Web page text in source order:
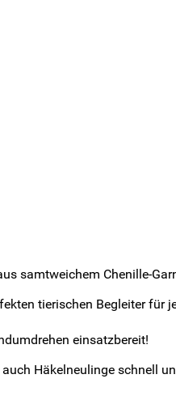
samtweichem Chenille-
tierischen Begleiter
einsatzbereit!
Häkelneulinge schnell